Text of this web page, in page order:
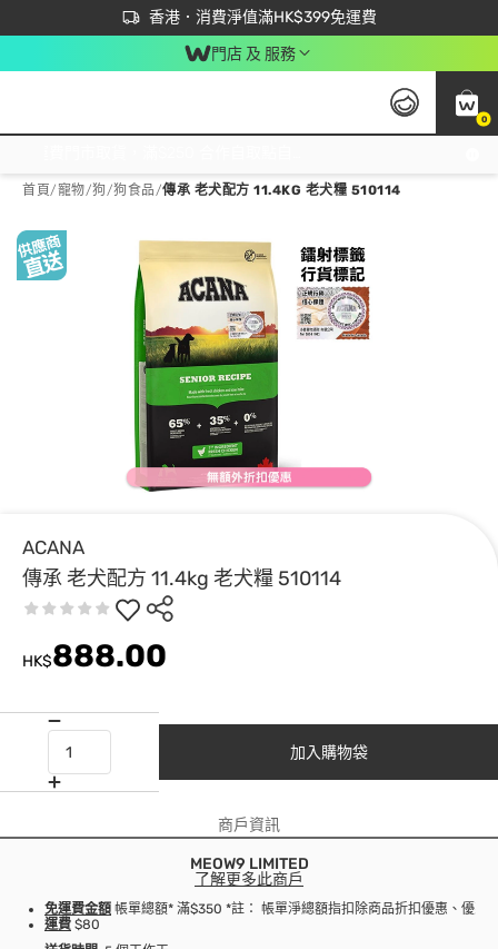
香港．消費淨值滿HK$399免運費
立即成為易賞錢會員盡享獨家優惠
首次APP下單買滿$450 輸入 NEWAPP 即減$50
門店 及 服務
0
首頁/寵物/狗/狗食品/傳承 老犬配方 11.4KG 老犬糧 510114
ACANA
傳承 老犬配方 11.4kg 老犬糧 510114
HK$888.00
加入購物袋
商戶資訊
MEOW9 LIMITED
了解更多此商戶
免運費金額 帳單總額* 滿$350 *註： 帳單淨總額指扣除商品折扣優惠、優惠
運費 $80